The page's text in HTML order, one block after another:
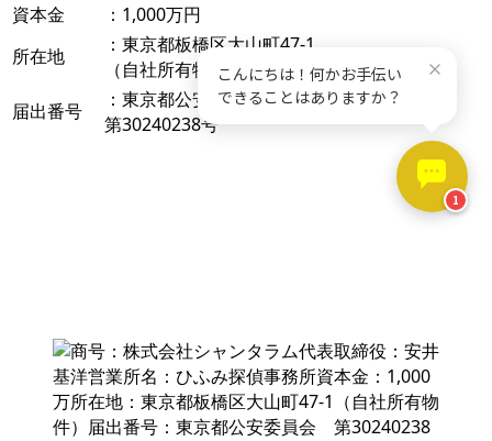
資本金
：1,000万円
所在地
：東京都板橋区大山町47-1
（自社所有物件）
届出番号
：東京都公安委員会
第30240238号